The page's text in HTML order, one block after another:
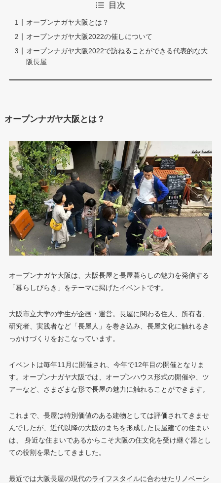
目次
オープンナガヤ大阪とは？
オープンナガヤ大阪2022の催しについて
オープンナガヤ大阪2022で訪ねることができる代表的な大
阪長屋
オープンナガヤ大阪とは？
オープンナガヤ大阪は、大阪長屋と長屋暮らしの魅力を発信する
「暮らしびらき」をテーマに掲げたイベントです。
大阪市立大学の学生が企画・運営。長屋に関わる住人、所有者、
研究者、実践者など「長屋人」を巻き込み、長屋文化に触れるき
っかけづくりをおこなっています。
イベントは毎年11月に開催され、今年で12年目の開催となりま
す。オープンナガヤ大阪では、オープンハウス形式の開催や、ツ
アーなど、さまざまな形で長屋の魅力に触れることができます。
これまで、長屋は特別価値のある建物としては評価されてきませ
んでしたが、近代以降の大阪のまちを形成した長屋建ての住まい
は、 身近な住まいであるからこそ大阪の住文化を受け継ぐ器とし
ての役割を果たしてきました。
最近では大阪長屋の現代のライフスタイルに合わせたリノベーシ